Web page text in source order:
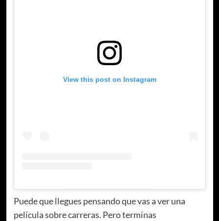
View this post on Instagram
Puede que llegues pensando que vas a ver una
película sobre carreras. Pero terminas